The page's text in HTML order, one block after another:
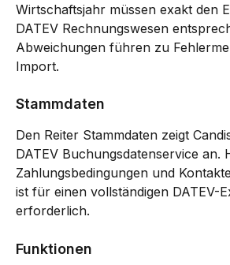
Wirtschaftsjahr müssen exakt den
DATEV Rechnungswesen
Abweichungen führen zu
Import.
Stammdaten
Den Reiter Stammdaten zeigt
DATEV Buchungsdatenservice an.
Zahlungsbedingungen und
ist für einen vollständigen DATEV-
erforderlich.
Funktionen